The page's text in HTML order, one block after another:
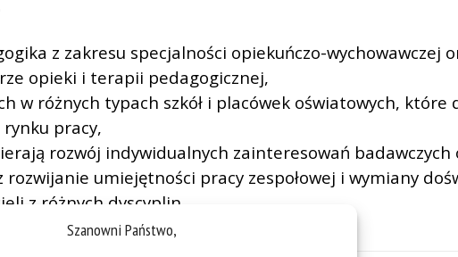
Szanowni Państwo,
z zakresu specjalności opiekuńczo-wychowawczej
opieki i terapii pedagogicznej,
w różnych typach szkół i placówek oświatowych, które
pracy,
rozwój indywidualnych zainteresowań badawczych
umiejętności pracy zespołowej i wymiany
z różnych dyscyplin.